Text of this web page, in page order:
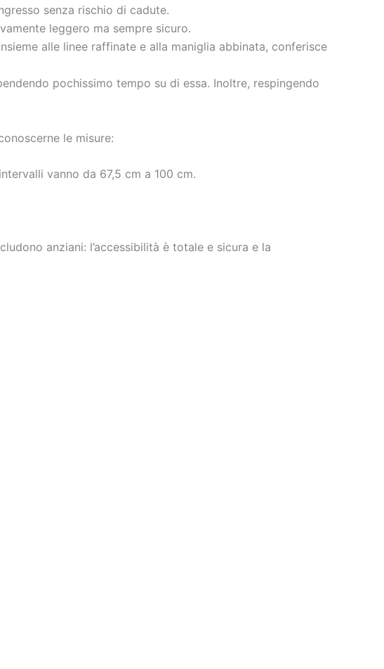
senza rischio di cadute.
leggero ma sempre sicuro.
alle linee raffinate e alla maniglia abbinata, conferisce
pochissimo tempo su di essa. Inoltre, respingendo
le misure:
vanno da 67,5 cm a 100 cm.
anziani: l’accessibilità è totale e sicura e la